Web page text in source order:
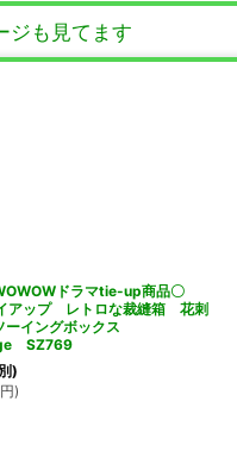
ジも見てます
ドラマtie-up商品〇
ップ レトロな裁縫箱 花刺
イングボックス
SZ769
)
円)